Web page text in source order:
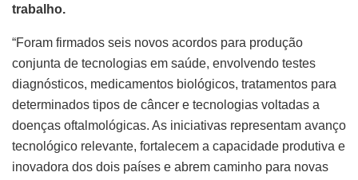
trabalho.
“Foram firmados seis novos acordos para produção
conjunta de tecnologias em saúde, envolvendo testes
diagnósticos, medicamentos biológicos, tratamentos para
determinados tipos de câncer e tecnologias voltadas a
doenças oftalmológicas. As iniciativas representam avanço
tecnológico relevante, fortalecem a capacidade produtiva e
inovadora dos dois países e abrem caminho para novas